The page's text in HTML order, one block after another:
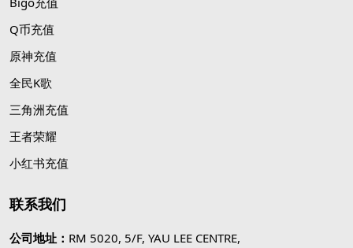
Q币充值
原神充值
全民K歌
三角洲充值
王者荣耀
小红书充值
联系我们
公司地址： RM 5020, 5/F, YAU LEE CENTRE,